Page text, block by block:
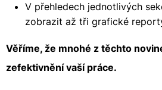
V přehledech jednotlivých
zobrazit až tři grafické
Věříme, že mnohé z těchto
zefektivnění vaší práce.